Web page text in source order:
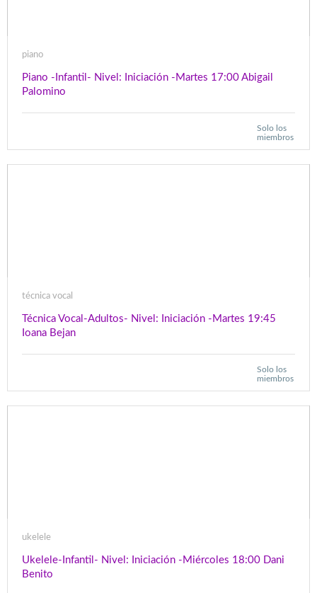
piano
Piano -Infantil- Nivel: Iniciación -Martes 17:00 Abigail
Palomino
Solo los
miembros
técnica vocal
Técnica Vocal-Adultos- Nivel: Iniciación -Martes 19:45
Ioana Bejan
Solo los
miembros
ukelele
Ukelele-Infantil- Nivel: Iniciación -Miércoles 18:00 Dani
Benito